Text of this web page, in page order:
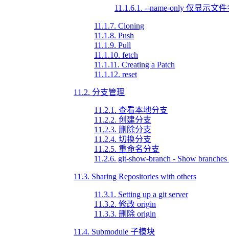
11.1.6.1. --name-only 仅显示文件
11.1.7. Cloning
11.1.8. Push
11.1.9. Pull
11.1.10. fetch
11.1.11. Creating a Patch
11.1.12. reset
11.2. 分支管理
11.2.1. 查看本地分支
11.2.2. 创建分支
11.2.3. 删除分支
11.2.4. 切换分支
11.2.5. 重命名分支
11.2.6. git-show-branch - Show
11.3. Sharing Repositories with others
11.3.1. Setting up a git server
11.3.2. 修改 origin
11.3.3. 删除 origin
11.4. Submodule 子模块